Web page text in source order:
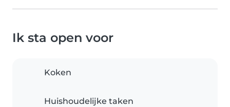
Ik sta open voor
Koken
Huishoudelijke taken